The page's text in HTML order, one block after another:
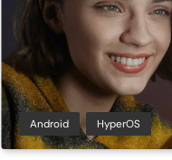
Android HyperOS